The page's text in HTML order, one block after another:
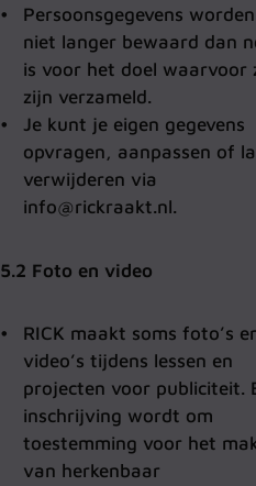
Persoonsgegevens worden
niet langer bewaard dan
is voor het doel waarvoor
zijn verzameld.
Je kunt je eigen gegevens
opvragen, aanpassen of
verwijderen via
info@rickraakt.nl.
5.2 Foto en video
RICK maakt soms foto’s
video’s tijdens lessen en
projecten voor publiciteit.
inschrijving wordt om
toestemming voor het
van herkenbaar